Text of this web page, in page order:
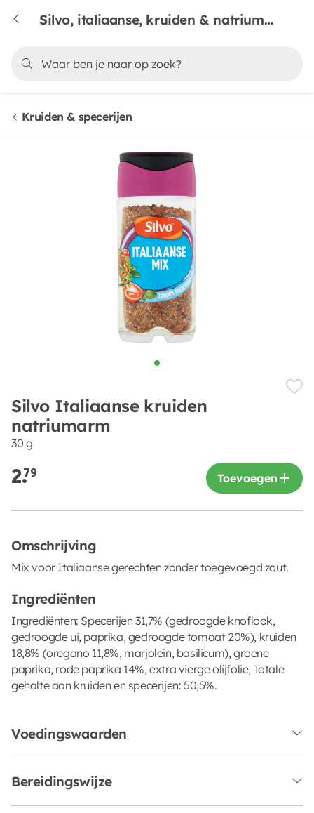
Silvo, italiaanse, kruiden & natriumarm
Kruiden & specerijen
Silvo Italiaanse kruiden
natriumarm
30 g
2.79 Toevoegen
Omschrijving
Mix voor Italiaanse gerechten zonder toegevoegd zout.
Ingrediënten
Ingrediënten: Specerijen 31,7% (gedroogde knoflook,
gedroogde ui, paprika, gedroogde tomaat 20%), kruiden
18,8% (oregano 11,8%, marjolein, basilicum), groene
paprika, rode paprika 14%, extra vierge olijfolie, Totale
gehalte aan kruiden en specerijen: 50,5%.
Voedingswaarden
Bereidingswijze